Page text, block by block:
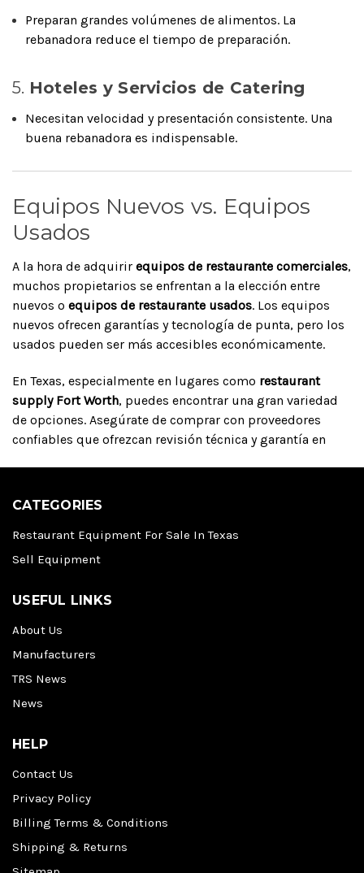
Preparan grandes volúmenes de alimentos. La
rebanadora reduce el tiempo de preparación.
5. Hoteles y Servicios de Catering
Necesitan velocidad y presentación consistente. Una
buena rebanadora es indispensable.
Equipos Nuevos vs. Equipos
Usados
A la hora de adquirir equipos de restaurante comerciales,
muchos propietarios se enfrentan a la elección entre
nuevos o equipos de restaurante usados. Los equipos
nuevos ofrecen garantías y tecnología de punta, pero los
usados pueden ser más accesibles económicamente.
En Texas, especialmente en lugares como restaurant
supply Fort Worth, puedes encontrar una gran variedad
de opciones. Asegúrate de comprar con proveedores
confiables que ofrezcan revisión técnica y garantía en
CATEGORIES
Restaurant Equipment For Sale In Texas
Sell Equipment
USEFUL LINKS
About Us
Manufacturers
TRS News
News
HELP
Contact Us
Privacy Policy
Billing Terms & Conditions
Shipping & Returns